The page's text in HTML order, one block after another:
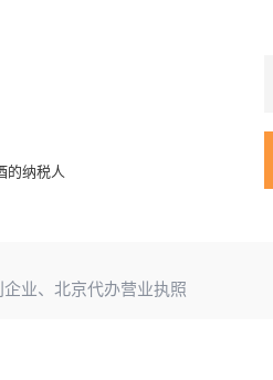
的纳税人
业、北京代办营业执照